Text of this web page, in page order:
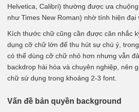
Helvetica, Calibri) thường được ưa
như Times New Roman) nhờ tính hiện đại
Kích thước chữ cũng cần được cân nhắc
dụng cỡ chữ lớn để thu hút sự chú ý,
có thể dùng cỡ chữ nhỏ hơn nhưng vẫn
backdrop hài hòa và chuyên nghiệp, nên
chữ sử dụng trong khoảng 2-3 font.
Vấn đề bản quyền background